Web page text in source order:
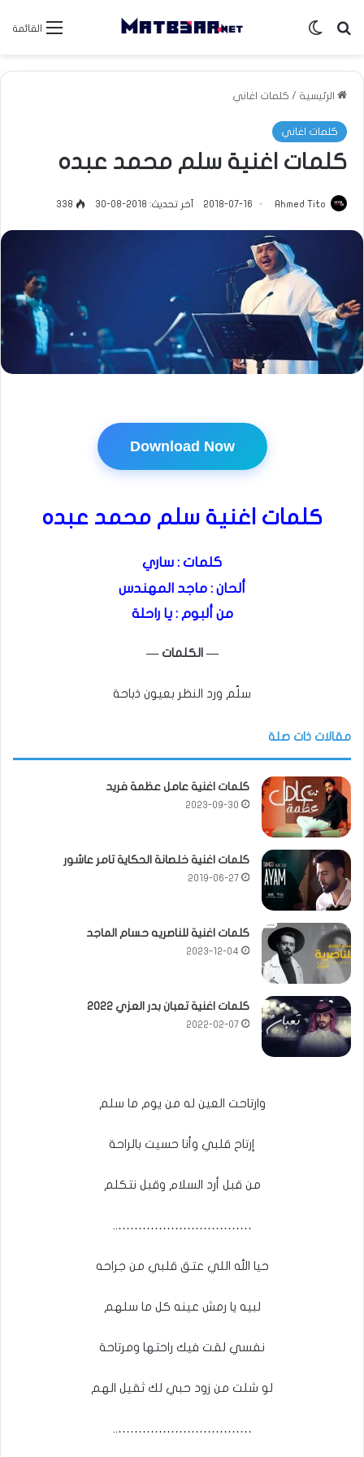
القائمة بحث عنالوضع المظلم
الرئيسية / كلمات اغاني
كلمات اغاني
كلمات اغنية سلم محمد عبده
Ahmed Tito
2018-07-16 آخر تحديث: 2018-08-30 338
Download Now
كلمات اغنية سلم محمد عبده
كلمات : ساري
ألحان : ماجد المهندس
من ألبوم : يا راحلة
— الكلمات —
سلّم ورد النظر بعيون ذباحة
مقالات ذات صلة
كلمات اغنية عامل عظمة فريد
2023-09-30
كلمات اغنية خلصانة الحكاية تامر عاشور
2019-06-27
كلمات اغنية للناصريه حسام الماجد
2023-12-04
كلمات اغنية تعبان بدر العزي 2022
2022-02-07
وارتاحت العين له من يوم ما سلم
إرتاح قلبي وأنا حسيت بالراحة
من قبل أرد السلام وقبل نتكلم
……………………………..
حيا الله اللي عتق قلبي من جراحه
لبيه يا رمش عينه كل ما سلهم
نفسي لقت فيك راحتها ومرتاحة
لو شلت من زود حبي لك ثقيل الهم
……………………………..